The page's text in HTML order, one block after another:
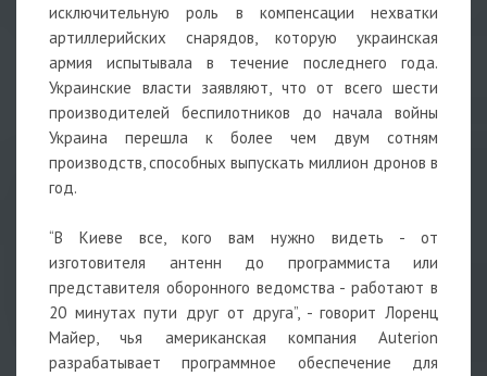
исключительную роль в компенсации нехватки
артиллерийских снарядов, которую украинская
армия испытывала в течение последнего года.
Украинские власти заявляют, что от всего шести
производителей беспилотников до начала войны
Украина перешла к более чем двум сотням
производств, способных выпускать миллион дронов в
год.
“В Киеве все, кого вам нужно видеть - от
изготовителя антенн до программиста или
представителя оборонного ведомства - работают в
20 минутах пути друг от друга”, - говорит Лоренц
Майер, чья американская компания Auterion
разрабатывает программное обеспечение для